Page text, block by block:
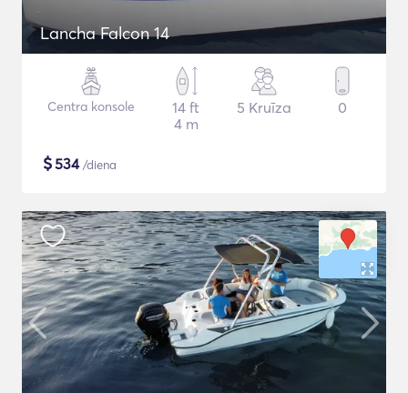
Lancha Falcon 14
Centra konsole
14 ft
4 m
5 Kruīza 0
$534/diena